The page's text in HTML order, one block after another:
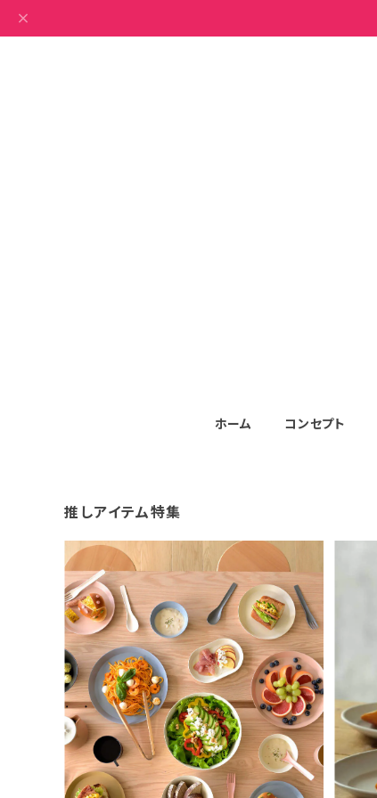
ホーム コンセプト
推しアイテム特集